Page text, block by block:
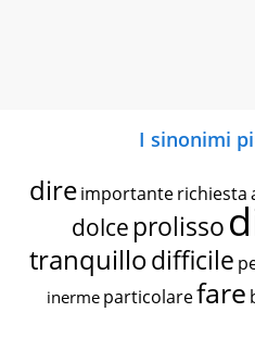
I sinonimi
dire importante richiesta
dolce prolisso
tranquillodifficile
inerme particolarefare